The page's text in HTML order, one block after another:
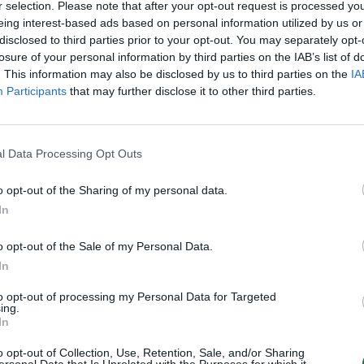
selection. Please note that after your opt-out request is processed
interest-based ads based on personal information utilized by us
to third parties prior to your opt-out. You may separately
of your personal information by third parties on the IAB’s list of
This information may also be disclosed by us to third parties on the
Participants that may further disclose it to other third parties.
Data Processing Opt Outs
opt-out of the Sharing of my personal data.
opt-out of the Sale of my Personal Data.
opt-out of processing my Personal Data for Targeted
opt-out of Collection, Use, Retention, Sale, and/or Sharing
Projektas Sauganti Lietuva
Visi įrašai
Kyjivas po naktinės atakos: liepsnos
Žinios | Pasaulis
Kai neveikia technologijos: kaip
krizės metu?